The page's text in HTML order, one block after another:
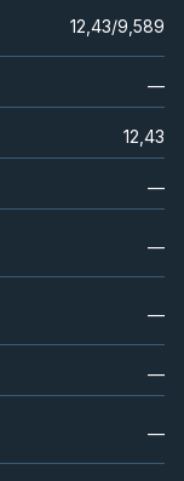
12,43/9,589
—
12,43
—
—
—
—
—